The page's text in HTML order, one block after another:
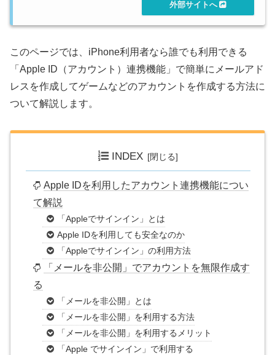
このページでは、iPhone利用者なら誰でも利用できる
「Apple ID（アカウント）連携機能」で簡単にメールアド
レスを作成してゲームなどのアカウントを作成する方法に
ついて解説します。
INDEX
Apple IDを利用したアカウント連携機能につい
て解説
「Appleでサインイン」とは
Apple IDを利用しても安全なのか
「Appleでサインイン」の利用方法
「メールを非公開」でアカウントを無限作成す
る
「メールを非公開」とは
「メールを非公開」を利用する方法
「メールを非公開」を利用するメリット
「Apple でサインイン」で利用する